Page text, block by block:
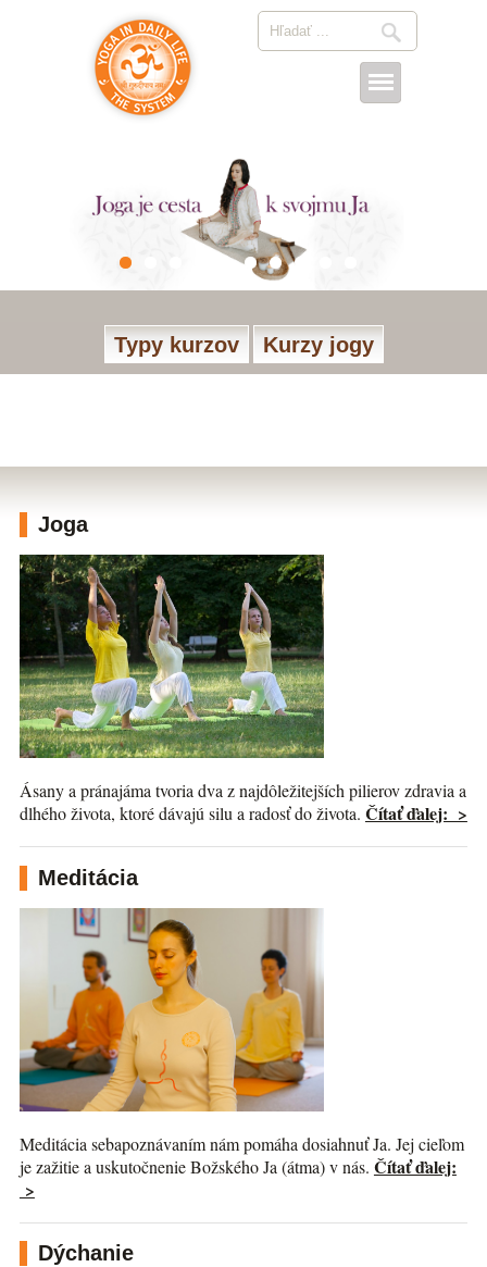
Typy kurzov Kurzy jogy
Joga
Ásany a pránajáma tvoria dva z najdôležitejších pilierov zdravia a
dlhého života, ktoré dávajú silu a radosť do života. Čítať ďalej: >
Meditácia
Meditácia sebapoznávaním nám pomáha dosiahnuť Ja. Jej cieľom
je zažitie a uskutočnenie Božského Ja (átma) v nás. Čítať ďalej:
>
Dýchanie